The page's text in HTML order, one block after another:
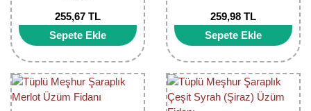
255,67 TL
Sepete Ekle
259,98 TL
Sepete Ekle
Kayısı Fidanı
Keçiboynuzu Fidanı
Kestane Fidanı